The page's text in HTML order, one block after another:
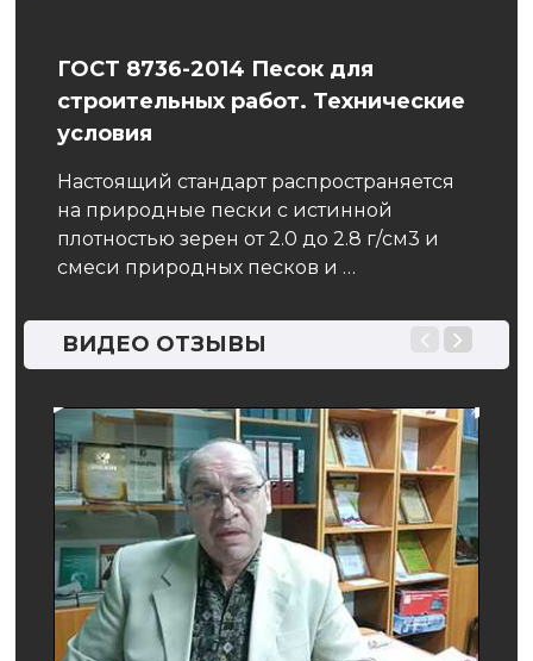
ГОСТ 8736-2014 Песок для
строительных работ. Технические
условия
Настоящий стандарт распространяется
на природные пески с истинной
плотностью зерен от 2.0 до 2.8 г/см3 и
смеси природных песков и …
ВИДЕО ОТЗЫВЫ